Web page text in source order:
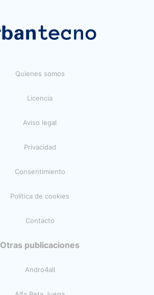
Quienes somos
Licencia
Aviso legal
Privacidad
Consentimiento
Política de cookies
Contacto
Otras publicaciones
Andro4all